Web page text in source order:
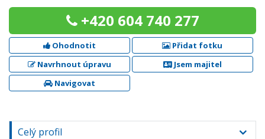
+420 604 740 277
Ohodnotit
Přidat fotku
Navrhnout úpravu
Jsem majitel
Navigovat
Celý profil